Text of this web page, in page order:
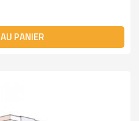
PANIER